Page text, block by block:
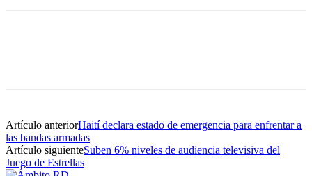
Artículo anteriorHaití declara estado de emergencia para enfrentar a
las bandas armadas
Artículo siguienteSuben 6% niveles de audiencia televisiva del
Juego de Estrellas